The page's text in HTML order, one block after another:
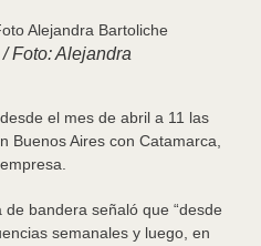
Foto: Alejandra
el mes de abril a 11 las
Buenos Aires con Catamarca,
bandera señaló que “desde
semanales y luego, en